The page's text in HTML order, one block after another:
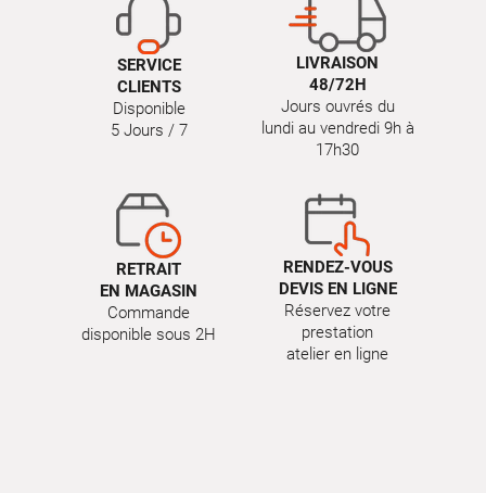
SERVICE
CLIENTS
Disponible
5 Jours / 7
LIVRAISON
48/72H
Jours ouvrés du
lundi au vendredi 9h à
17h30
RETRAIT
EN MAGASIN
Commande
disponible sous 2H
RENDEZ-VOUS
DEVIS EN LIGNE
Réservez votre
prestation
atelier en ligne